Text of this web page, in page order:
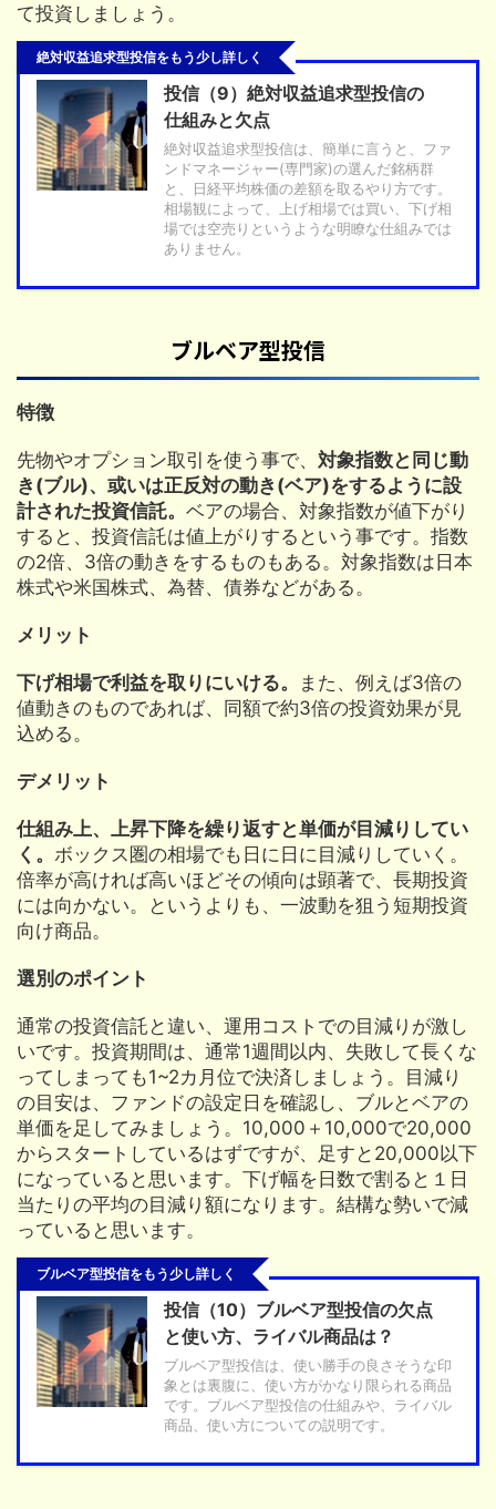
て投資しましょう。
絶対収益追求型投信をもう少し詳しく
投信（9）絶対収益追求型投信の
仕組みと欠点
絶対収益追求型投信は、簡単に言うと、ファ
ンドマネージャー(専門家)の選んだ銘柄群
と、日経平均株価の差額を取るやり方です。
相場観によって、上げ相場では買い、下げ相
場では空売りというような明瞭な仕組みでは
ありません。
ブルベア型投信
特徴
先物やオプション取引を使う事で、 対象指数と同じ動
き(ブル)、或いは正反対の動き(ベア)をするように設
計された投資信託。 ベアの場合、対象指数が値下がり
すると、投資信託は値上がりするという事です。指数
の2倍、3倍の動きをするものもある。対象指数は日本
株式や米国株式、為替、債券などがある。
メリット
下げ相場で利益を取りにいける。
また、例えば3倍の
値動きのものであれば、同額で約3倍の投資効果が見
込める。
デメリット
仕組み上、上昇下降を繰り返すと単価が目減りしてい
く。 ボックス圏の相場でも日に日に目減りしていく。
倍率が高ければ高いほどその傾向は顕著で、長期投資
には向かない。というよりも、一波動を狙う短期投資
向け商品。
選別のポイント
通常の投資信託と違い、運用コストでの目減りが激し
いです。投資期間は、通常1週間以内、失敗して長くな
ってしまっても1~2カ月位で決済しましょう。目減り
の目安は、ファンドの設定日を確認し、ブルとベアの
単価を足してみましょう。10,000＋10,000で20,000
からスタートしているはずですが、足すと20,000以下
になっていると思います。下げ幅を日数で割ると１日
当たりの平均の目減り額になります。結構な勢いで減
っていると思います。
ブルベア型投信をもう少し詳しく
投信（10）ブルベア型投信の欠点
と使い方、ライバル商品は？
ブルベア型投信は、使い勝手の良さそうな印
象とは裏腹に、使い方がかなり限られる商品
です。ブルベア型投信の仕組みや、ライバル
商品、使い方についての説明です。